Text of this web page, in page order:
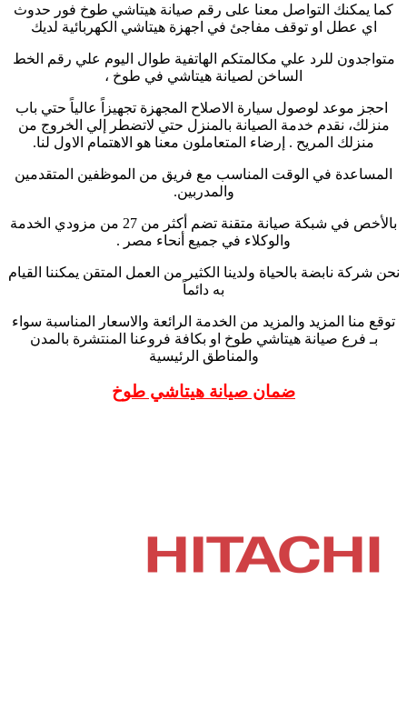
كما يمكنك التواصل معنا على رقم صيانة هيتاشي طوخ فور حدوث
اي عطل او توقف مفاجئ في اجهزة هيتاشي الكهربائية لديك
متواجدون للرد علي مكالمتكم الهاتفية طوال اليوم علي رقم الخط
الساخن لصيانة هيتاشي في طوخ ،
احجز موعد لوصول سيارة الاصلاح المجهزة تجهيزاً عالياً حتي باب
منزلك، نقدم خدمة الصيانة بالمنزل حتي لاتضطر إلي الخروج من
منزلك المريح . إرضاء المتعاملون معنا هو الاهتمام الاول لنا.
المساعدة في الوقت المناسب مع فريق من الموظفين المتقدمين
والمدربين.
بالأخص في شبكة صيانة متقنة تضم أكثر من 27 من مزودي الخدمة
والوكلاء في جميع أنحاء مصر .
نحن شركة نابضة بالحياة ولدينا الكثير من العمل المتقن يمكننا القيام
به دائماً
توقع منا المزيد والمزيد من الخدمة الرائعة والاسعار المناسبة سواء
بـ فرع صيانة هيتاشي طوخ او بكافة فروعنا المنتشرة بالمدن
والمناطق الرئيسية
ضمان صيانة هيتاشي طوخ